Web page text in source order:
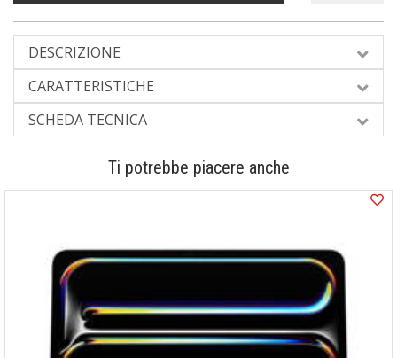
DESCRIZIONE
CARATTERISTICHE
SCHEDA TECNICA
Ti potrebbe piacere anche